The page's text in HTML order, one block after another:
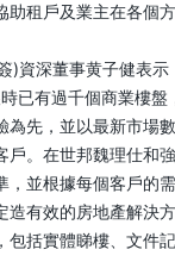
租戶及業主在各個
)資深董事黄子健表示
已有過千個商業樓盤
為先，並以最新市場
戶。在世邦魏理仕和
，並根據每個客戶的
造有效的房地產解決
括實體睇樓、文件